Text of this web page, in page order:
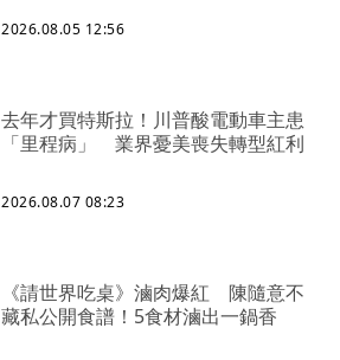
2026.08.05 12:56
去年才買特斯拉！川普酸電動車主患
「里程病」 業界憂美喪失轉型紅利
2026.08.07 08:23
《請世界吃桌》滷肉爆紅 陳隨意不
藏私公開食譜！5食材滷出一鍋香